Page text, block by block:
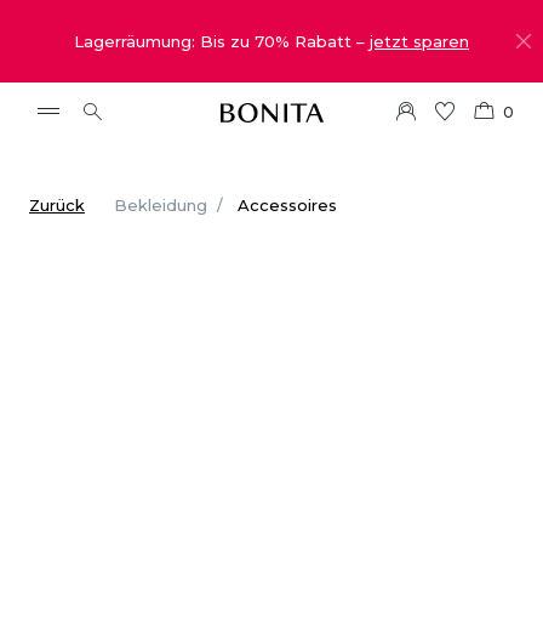
Lagerräumung: Bis zu 70% Rabatt – jetzt sparen
0
Zurück Bekleidung Accessoires